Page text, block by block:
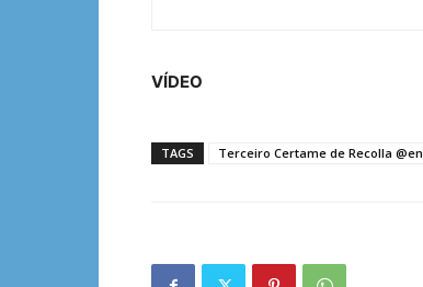
VÍDEO
TAGS Terceiro Certame de Recolla @en